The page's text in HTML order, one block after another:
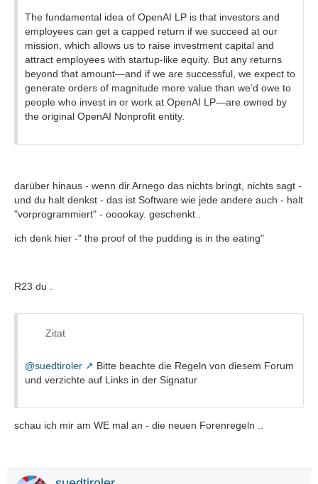
The fundamental idea of OpenAI LP is that investors and
employees can get a capped return if we succeed at our
mission, which allows us to raise investment capital and
attract employees with startup-like equity. But any returns
beyond that amount—and if we are successful, we expect to
generate orders of magnitude more value than we’d owe to
people who invest in or work at OpenAI LP—are owned by
the original OpenAI Nonprofit entity.
darüber hinaus - wenn dir Arnego das nichts bringt, nichts sagt -
und du halt denkst - das ist Software wie jede andere auch - halt
"vorprogrammiert" - ooookay. geschenkt..
ich denk hier -" the proof of the pudding is in the eating"
R23 du .
Zitat
@suedtiroler
Bitte beachte die Regeln von diesem Forum
und verzichte auf Links in der Signatur
schau ich mir am WE mal an - die neuen Forenregeln ..